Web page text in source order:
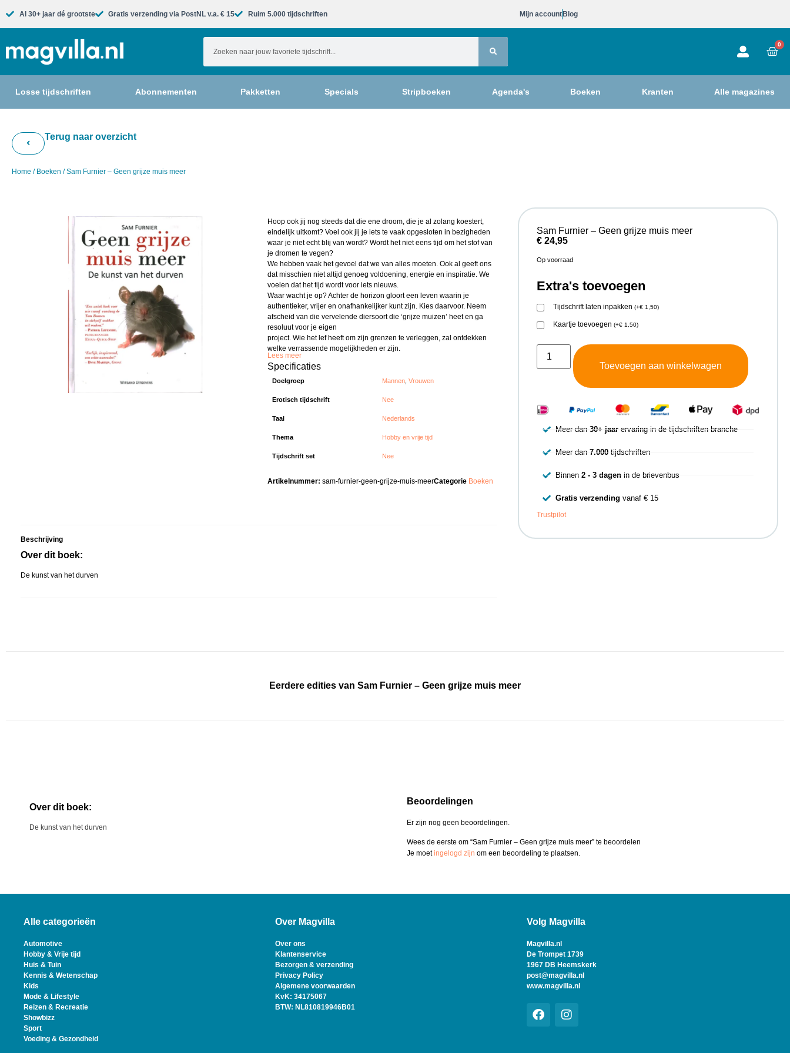
Al 30+ jaar dé grootste​ Gratis verzending via PostNL v.a. € 15 Ruim 5.000 tijdschriften​ Mijn account Blog
0
Losse tijdschriften Abonnementen Pakketten Specials Stripboeken Agenda's Boeken Kranten Alle magazines
Terug naar overzicht
Home / Boeken / Sam Furnier – Geen grijze muis meer
Hoop ook jij nog steeds dat die ene droom, die je al zolang koestert,
eindelijk uitkomt? Voel ook jij je iets te vaak opgesloten in bezigheden
waar je niet echt blij van wordt? Wordt het niet eens tijd om het stof van
je dromen te vegen?
We hebben vaak het gevoel dat we van alles moeten. Ook al geeft ons
dat misschien niet altijd genoeg voldoening, energie en inspiratie. We
voelen dat het tijd wordt voor iets nieuws.
Waar wacht je op? Achter de horizon gloort een leven waarin je
authentieker, vrijer en onafhankelijker kunt zijn. Kies daarvoor. Neem
afscheid van die vervelende diersoort die ‘grijze muizen’ heet en ga
resoluut voor je eigen
project. Wie het lef heeft om zijn grenzen te verleggen, zal ontdekken
welke verrassende mogelijkheden er zijn.
Lees meer
Specificaties
Doelgroep Mannen ,Vrouwen
Erotisch tijdschrift Nee
Taal Nederlands
Thema Hobby en vrije tijd
Tijdschrift set Nee
Artikelnummer:sam-furnier-geen-grijze-muis-meerCategorie Boeken
Beschrijving
Over dit boek:
De kunst van het durven
Sam Furnier – Geen grijze muis meer
€24,95
Op voorraad
Extra's toevoegen
Tijdschrift laten inpakken (+€1,50)
Kaartje toevoegen (+€1,50)
Toevoegen aan winkelwagen
Meer dan30+ jaar ervaring in de tijdschriften branche
Meer dan7.000 tijdschriften
Binnen2 - 3 dagen in de brievenbus
Gratis verzending vanaf € 15
Trustpilot
Eerdere edities van Sam Furnier – Geen grijze muis meer
Over dit boek:
De kunst van het durven
Beoordelingen
Er zijn nog geen beoordelingen.
Wees de eerste om “Sam Furnier – Geen grijze muis meer” te beoordelen
Je moetingelogd zijn om een beoordeling te plaatsen.
Alle categorieën
Automotive
Hobby & Vrije tijd
Huis & Tuin
Kennis & Wetenschap
Kids
Mode & Lifestyle
Reizen & Recreatie
Showbizz
Sport
Voeding & Gezondheid
Over Magvilla
Over ons
Klantenservice
Bezorgen & verzending
Privacy Policy
Algemene voorwaarden
KvK: 34175067
BTW: NL810819946B01
Volg Magvilla
Magvilla.nl
De Trompet 1739
1967 DB Heemskerk
post@magvilla.nl
www.magvilla.nl